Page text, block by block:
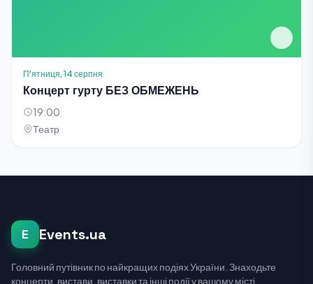
П'ятниця, 14 серпня
Концерт гурту БЕЗ ОБМЕЖЕНЬ
19:00
Театр
E Events.ua
Головний путівник по найкращих подіях України. Знаходьте
концерти, вистави, виставки та інші події у вашому місті.